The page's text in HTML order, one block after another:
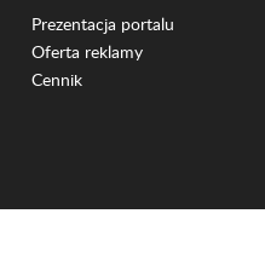
Prezentacja portalu
Oferta reklamy
Cennik